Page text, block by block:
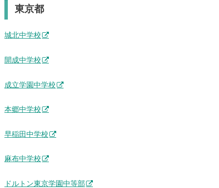
東京都
城北中学校
開成中学校
成立学園中学校
本郷中学校
早稲田中学校
麻布中学校
ドルトン東京学園中等部